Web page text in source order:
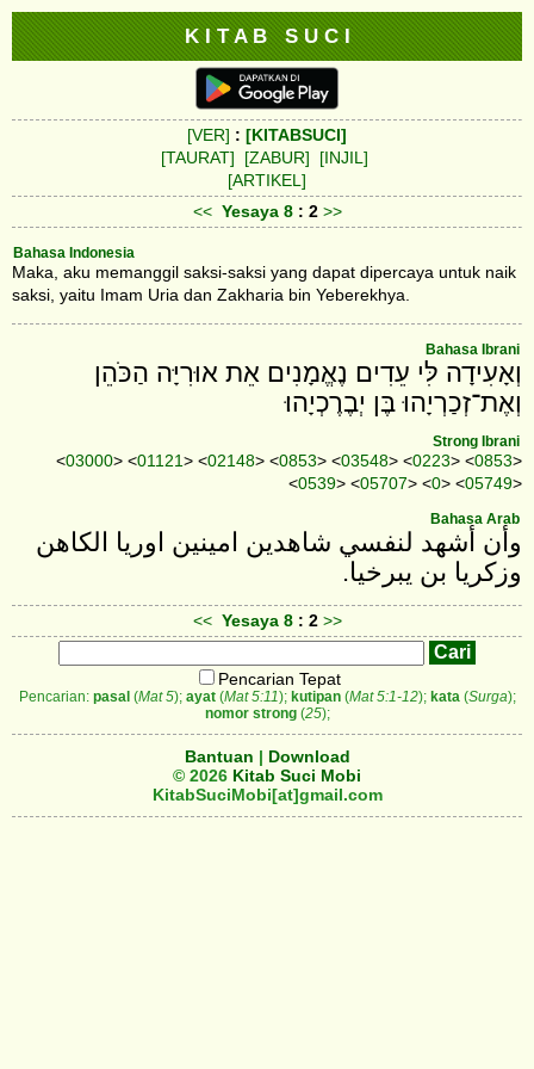
K I T A B S U C I
[VER] : [KITABSUCI]
[TAURAT]
[ZABUR]
[INJIL]
[ARTIKEL]
<< Yesaya 8 : 2 >>
Bahasa Indonesia
Maka, aku memanggil saksi-saksi yang dapat dipercaya untuk naik
saksi, yaitu Imam Uria dan Zakharia bin Yeberekhya.
Bahasa Ibrani
וְאָעִידָה לִּי עֵדִים נֶאֱמָנִים אֵת אוּרִיָּה הַכֹּהֵן
וְאֶת־זְכַרְיָהוּ בֶּן יְבֶרֶכְיָהוּ׃
Strong Ibrani
<03000> <01121> <02148> <0853> <03548> <0223> <0853>
<0539> <05707> <0> <05749>
Bahasa Arab
وأن أشهد لنفسي شاهدين امينين اوريا الكاهن
وزكريا بن يبرخيا.
<< Yesaya 8 : 2 >>
Pencarian Tepat
Pencarian: pasal(Mat 5); ayat(Mat 5:11); kutipan(Mat 5:1-12); kata (Surga);
nomor strong(25);
Bantuan | Download
© 2026 Kitab Suci Mobi
KitabSuciMobi[at]gmail.com